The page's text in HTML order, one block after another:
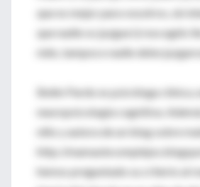
que es mejor para vosotros, sin
que nadie os juzgue (si escogéis
nido, tampoco nadie debe
Belén Pardo es psicóloga clínica,
neuropsicología cognitiva.
niño y autora de un blog sobre
http://
hemos preguntado su criterio al